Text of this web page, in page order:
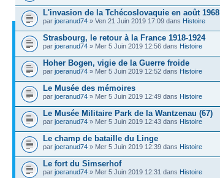
L'invasion de la Tchécoslovaquie en août 1968
par joeranud74 » Ven 21 Juin 2019 17:09 dans Histoire
Strasbourg, le retour à la France 1918-1924
par joeranud74 » Mer 5 Juin 2019 12:56 dans Histoire
Hoher Bogen, vigie de la Guerre froide
par joeranud74 » Mer 5 Juin 2019 12:52 dans Histoire
Le Musée des mémoires
par joeranud74 » Mer 5 Juin 2019 12:49 dans Histoire
Le Musée Militaire Park de la Wantzenau (67)
par joeranud74 » Mer 5 Juin 2019 12:43 dans Histoire
Le champ de bataille du Linge
par joeranud74 » Mer 5 Juin 2019 12:39 dans Histoire
Le fort du Simserhof
par joeranud74 » Mer 5 Juin 2019 12:31 dans Histoire